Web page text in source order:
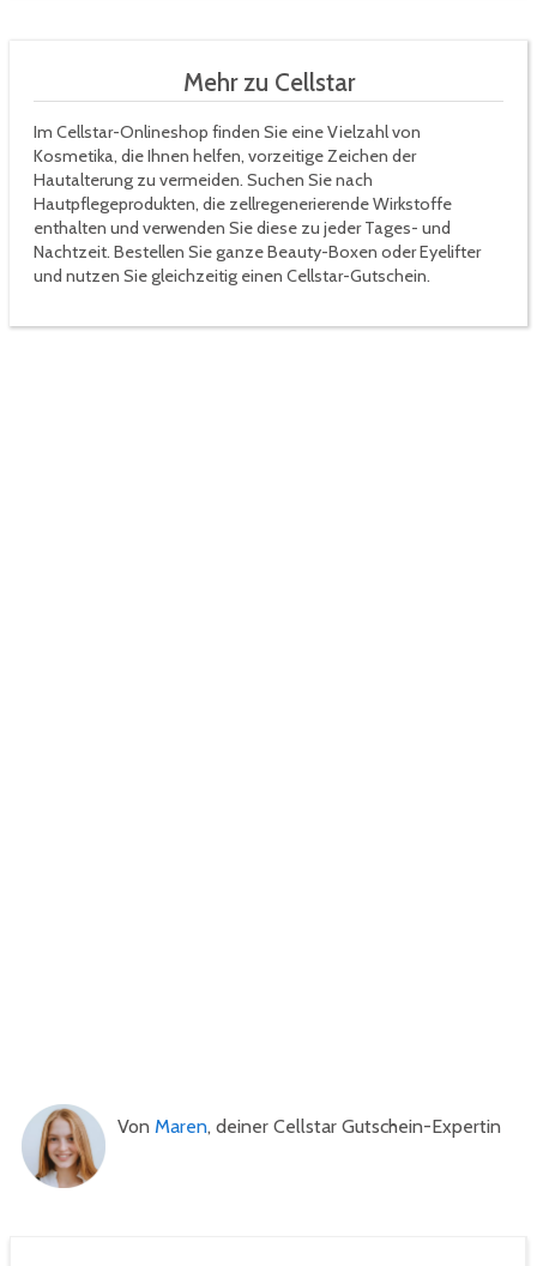
Mehr zu Cellstar
Im Cellstar-Onlineshop finden Sie eine Vielzahl von
Kosmetika, die Ihnen helfen, vorzeitige Zeichen der
Hautalterung zu vermeiden. Suchen Sie nach
Hautpflegeprodukten, die zellregenerierende Wirkstoffe
enthalten und verwenden Sie diese zu jeder Tages- und
Nachtzeit. Bestellen Sie ganze Beauty-Boxen oder Eyelifter
und nutzen Sie gleichzeitig einen Cellstar-Gutschein.
Von Maren, deiner Cellstar Gutschein-Expertin